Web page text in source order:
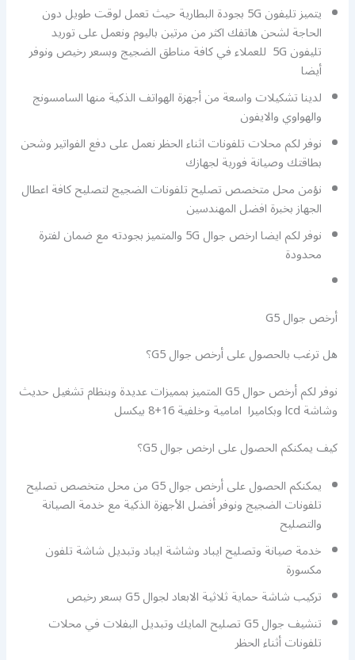
يتميز تليفون 5G بجودة البطارية حيث تعمل لوقت طويل دون
الحاجة لشحن هاتفك اكثر من مرتين باليوم ونعمل على توريد
تليفون 5G للعملاء في كافة مناطق الضجيج وبسعر رخيص ونوفر
أيضا
لدينا تشكيلات واسعة من أجهزة الهواتف الذكية منها السامسونج
والهواوي والايفون
نوفر لكم محلات تلفونات اثناء الحظر نعمل على دفع الفواتير وشحن
بطاقتك وصيانة فورية لجهازك
نؤمن محل متخصص تصليح تلفونات الضجيج لتصليح كافة اعطال
الجهاز بخبرة افضل المهندسين
نوفر لكم ايضا ارخص جوال 5G والمتميز بجودته مع ضمان لفترة
محدودة
أرخص جوال G5
هل ترغب بالحصول على أرخص جوال G5؟
نوفر لكم أرخص حوال G5 المتميز بمميزات عديدة وبنظام تشغيل حديث
وشاشة lcd وبكاميرا امامية وخلفية 16+8 بيكسل
كيف يمكنكم الحصول على ارخص جوال G5؟
يمكنكم الحصول على أرخص جوال G5 من محل متخصص تصليح
تلفونات الضجيج ونوفر أفضل الأجهزة الذكية مع خدمة الصيانة
والتصليح
خدمة صيانة وتصليح ايباد وشاشة ايباد وتبديل شاشة تلفون
مكسورة
تركيب شاشة حماية ثلاثية الابعاد لجوال G5 بسعر رخيص
تنشيف جوال G5 تصليح المايك وتبديل البفلات في محلات
تلفونات أثناء الحظر